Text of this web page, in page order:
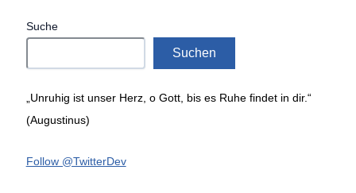
Suche
Suchen
„Unruhig ist unser Herz, o Gott, bis es Ruhe findet in dir.“
(Augustinus)
Follow @TwitterDev